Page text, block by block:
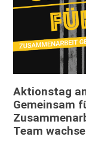
Aktionstag
Gemeinsam
Team